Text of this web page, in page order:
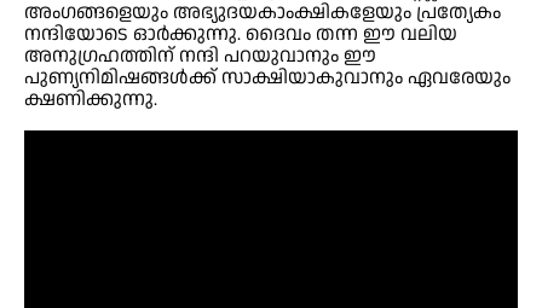
അംഗങ്ങളെയും അഭ്യുദയകാംക്ഷികളേയും പ്രത്യേകം
നന്ദിയോടെ ഓര്‍ക്കുന്നു. ദൈവം തന്ന ഈ വലിയ
അനുഗ്രഹത്തിന് നന്ദി പറയുവാനും ഈ
പുണ്യനിമിഷങ്ങള്‍ക്ക് സാക്ഷിയാകുവാനും ഏവരേയും
ക്ഷണിക്കുന്നു.